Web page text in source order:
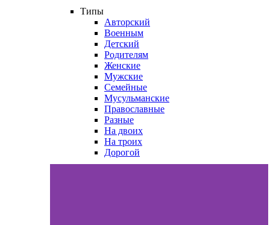
Типы
Авторский
Военным
Детский
Родителям
Женские
Мужские
Семейные
Мусульманские
Православные
Разные
На двоих
На троих
Дорогой